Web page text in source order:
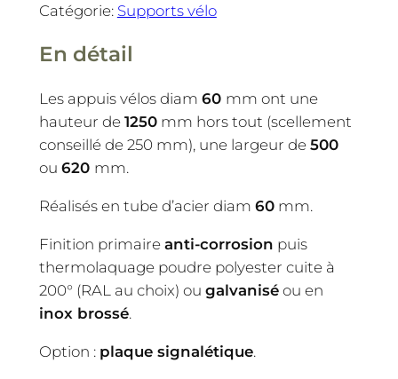
Catégorie: Supports vélo
En détail
Les appuis vélos diam 60 mm ont une
hauteur de 1250mm hors tout (scellement
conseillé de 250 mm), une largeur de 500
ou 620 mm.
Réalisés en tube d’acier diam 60mm.
Finition primaire anti-corrosion puis
thermolaquage poudre polyester cuite à
200° (RAL au choix) ou galvaniséou en
inox brossé.
Option : plaque signalétique.